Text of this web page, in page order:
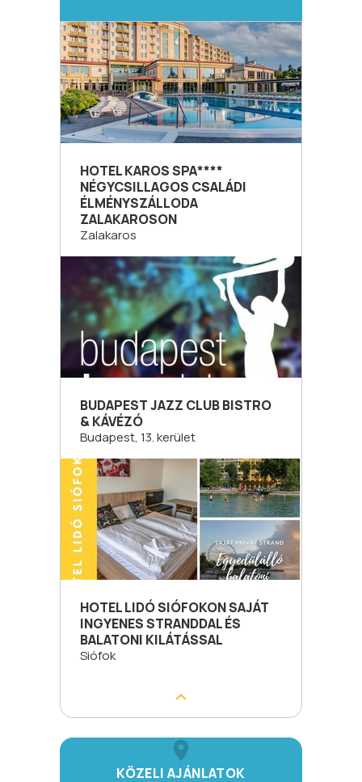
HOTEL KAROS SPA****
NÉGYCSILLAGOS CSALÁDI
ÉLMÉNYSZÁLLODA
ZALAKAROSON
Zalakaros
BUDAPEST JAZZ CLUB BISTRO
& KÁVÉZÓ
Budapest, 13. kerület
HOTEL LIDÓ SIÓFOKON SAJÁT
INGYENES STRANDDAL ÉS
BALATONI KILÁTÁSSAL
Siófok
KÖZELI AJÁNLATOK